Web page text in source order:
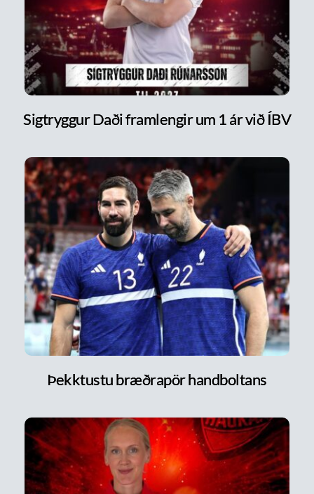
Sigtryggur Daði framlengir um 1 ár við ÍBV
Þekktustu bræðrapör handboltans